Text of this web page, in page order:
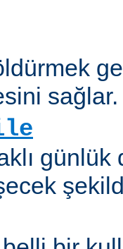
sağlar.
günlük